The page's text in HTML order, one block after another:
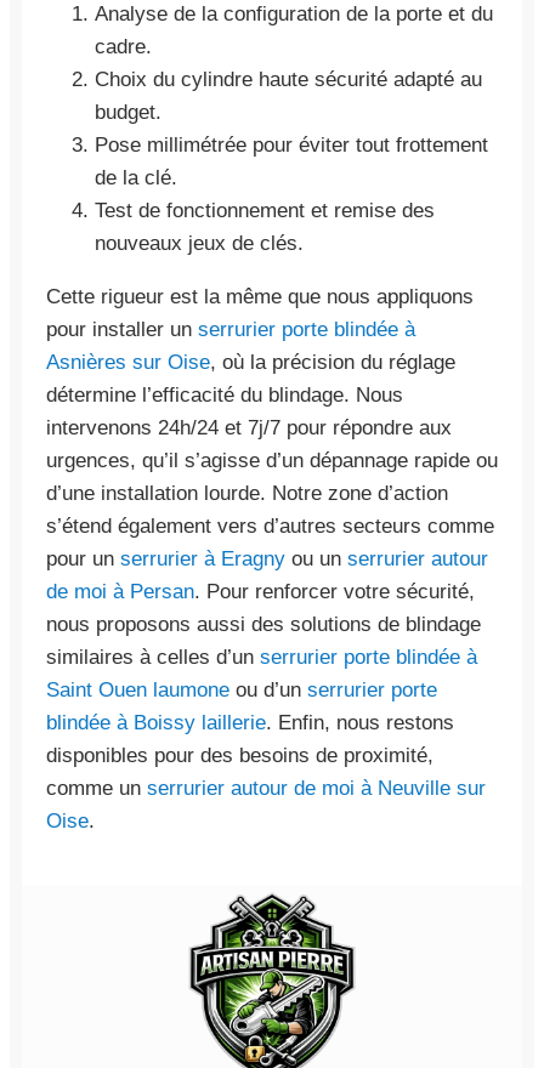
Analyse de la configuration de la porte et du
cadre.
Choix du cylindre haute sécurité adapté au
budget.
Pose millimétrée pour éviter tout frottement
de la clé.
Test de fonctionnement et remise des
nouveaux jeux de clés.
Cette rigueur est la même que nous appliquons
pour installer un serrurier porte blindée à
Asnières sur Oise, où la précision du réglage
détermine l’efficacité du blindage. Nous
intervenons 24h/24 et 7j/7 pour répondre aux
urgences, qu’il s’agisse d’un dépannage rapide ou
d’une installation lourde. Notre zone d’action
s’étend également vers d’autres secteurs comme
pour un serrurier à Eragny ou un serrurier autour
de moi à Persan. Pour renforcer votre sécurité,
nous proposons aussi des solutions de blindage
similaires à celles d’un serrurier porte blindée à
Saint Ouen laumone ou d’un serrurier porte
blindée à Boissy laillerie. Enfin, nous restons
disponibles pour des besoins de proximité,
comme un serrurier autour de moi à Neuville sur
Oise.